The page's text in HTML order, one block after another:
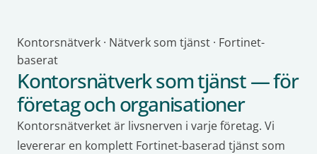
Kontorsnätverk · Nätverk som tjänst · Fortinet-
baserat
Kontorsnätverk som tjänst — för
företag och organisationer
Kontorsnätverket är livsnerven i varje företag. Vi
levererar en komplett Fortinet-baserad tjänst som